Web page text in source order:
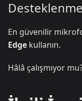
En güvenilir
Edge kullanın.
Hâlâ çalışmıyor